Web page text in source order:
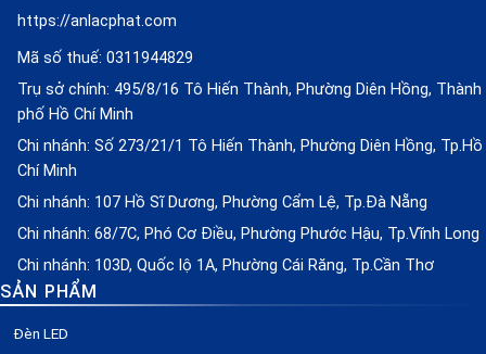
https://anlacphat.com
Mã số thuế: 0311944829
Trụ sở chính: 495/8/16 Tô Hiến Thành, Phường Diên Hồng, Thành
phố Hồ Chí Minh
Chi nhánh: Số 273/21/1 Tô Hiến Thành, Phường Diên Hồng, Tp.Hồ
Chí Minh
Chi nhánh: 107 Hồ Sĩ Dương, Phường Cẩm Lệ, Tp.Đà Nẵng
Chi nhánh: 68/7C, Phó Cơ Điều, Phường Phước Hậu, Tp.Vĩnh Long
Chi nhánh: 103D, Quốc lộ 1A, Phường Cái Răng, Tp.Cần Thơ
SẢN PHẨM
Đèn LED